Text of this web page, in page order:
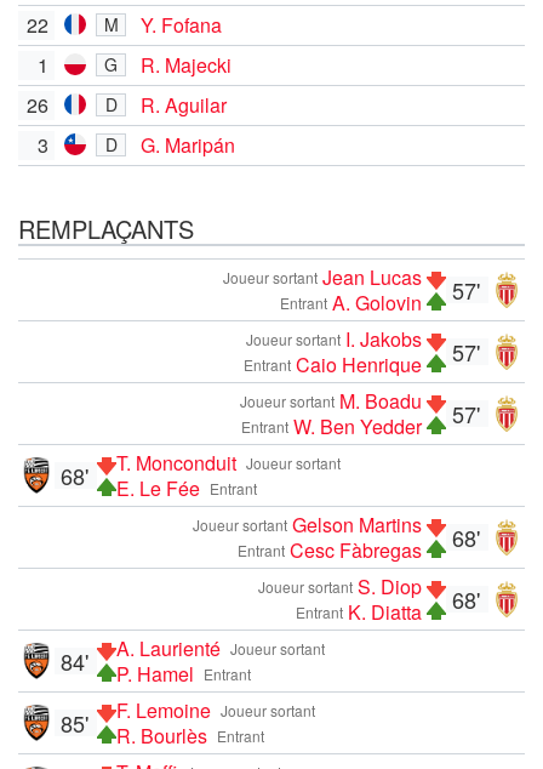
22 M
Y. Fofana
1
G
R. Majecki
26
D
R. Aguilar
3
D G. Maripán
REMPLAÇANTS
57'
Joueur sortant Jean Lucas
Entrant A. Golovin
57'
Joueur sortant I. Jakobs
Entrant Caio Henrique
57'
Joueur sortant M. Boadu
Entrant W. Ben Yedder
Joueur sortant
T. Monconduit
Entrant
E. Le Fée
68'
68'
Joueur sortant Gelson Martins
Entrant Cesc Fàbregas
68'
Joueur sortant S. Diop
Entrant K. Diatta
Joueur sortant
A. Laurienté
Entrant
P. Hamel
84'
Joueur sortant
F. Lemoine
Entrant
R. Bourlès
85'